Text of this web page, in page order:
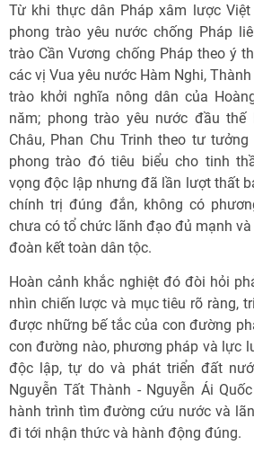
Từ khi thực dân Pháp xâm lược
phong trào yêu nước chống Pháp
trào Cần Vương chống Pháp theo ý
các vị Vua yêu nước Hàm Nghi,
trào khởi nghĩa nông dân của
năm; phong trào yêu nước đầu thế
Châu, Phan Chu Trinh theo tư
phong trào đó tiêu biểu cho tinh
vọng độc lập nhưng đã lần lượt thất
chính trị đúng đắn, không có
chưa có tổ chức lãnh đạo đủ mạnh
đoàn kết toàn dân tộc.
Hoàn cảnh khắc nghiệt đó đòi hỏi
nhìn chiến lược và mục tiêu rõ ràng,
được những bế tắc của con đường
con đường nào, phương pháp và lực
độc lập, tự do và phát triển đất
Nguyễn Tất Thành - Nguyễn Ái
hành trình tìm đường cứu nước và
đi tới nhận thức và hành động đúng.